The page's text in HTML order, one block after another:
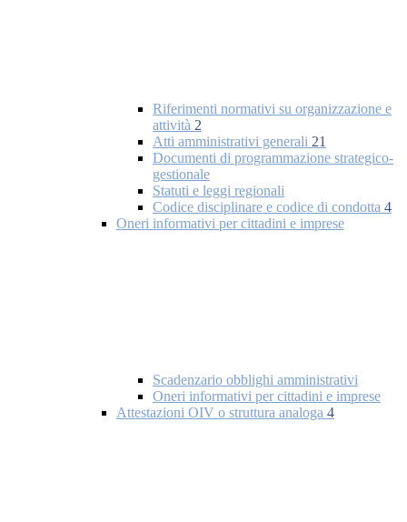
Riferimenti normativi su organizzazione e
attività 2
Atti amministrativi generali 21
Documenti di programmazione strategico-
gestionale
Statuti e leggi regionali
Codice disciplinare e codice di condotta 4
Oneri informativi per cittadini e imprese
Scadenzario obblighi amministrativi
Oneri informativi per cittadini e imprese
Attestazioni OIV o struttura analoga 4